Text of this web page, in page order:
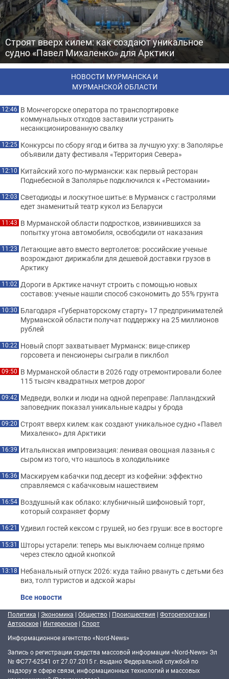
Строят вверх килем: как создают уникальное
судно «Павел Михаленко» для Арктики
НОВОСТИ МУРМАНСКА И
МУРМАНСКОЙ ОБЛАСТИ
12:46 В Мончегорске оператора по транспортировке
коммунальных отходов заставили устранить
несанкционированную свалку
12:25 Конкурсы по сбору ягод и битва за лучшую уху: в Заполярье
объявили дату фестиваля «Территория Севера»
12:10 Китайский хого по-мурмански: как первый ресторан
Поднебесной в Заполярье подключился к «Рестомании»
12:03 Светодиоды и лоскутное шитье: в Мурманск с гастролями
едет знаменитый театр кукол из Беларуси
11:43 В Мурманской области подростков, извинившихся за
попытку угона автомобиля, освободили от наказания
11:23 Летающие авто вместо вертолетов: российские ученые
возрождают дирижабли для дешевой доставки грузов в
Арктику
11:02 Дороги в Арктике начнут строить с помощью новых
составов: ученые нашли способ сэкономить до 55% грунта
10:30 Благодаря «Губернаторскому старту» 17 предпринимателей
Мурманской области получат поддержку на 25 миллионов
рублей
10:22 Новый спорт захватывает Мурманск: вице-спикер
горсовета и пенсионеры сыграли в пиклбол
09:50 В Мурманской области в 2026 году отремонтировали более
115 тысяч квадратных метров дорог
09:42 Медведи, волки и люди на одной переправе: Лапландский
заповедник показал уникальные кадры у брода
09:20 Строят вверх килем: как создают уникальное судно «Павел
Михаленко» для Арктики
16:39 Итальянская импровизация: ленивая овощная лазанья с
сыром из того, что нашлось в холодильнике
16:36 Маскируем кабачки под десерт из кофейни: эффектно
справляемся с кабачковым нашествием
16:54 Воздушный как облако: клубничный шифоновый торт,
который сохраняет форму
16:21 Удивил гостей кексом с грушей, но без груши: все в восторге
15:31 Шторы устарели: теперь мы выключаем солнце прямо
через стекло одной кнопкой
13:18 Небанальный отпуск 2026: куда тайно рвануть с детьми без
виз, толп туристов и адской жары
Все новости
Политика | Экономика | Общество | Происшествия | Фоторепортажи |
Авторское | Интересное | Спорт
Информационное агентство «Nord-News»
Запись о регистрации средства массовой информации «Nord-News» Эл
№ ФС77-62541 от 27.07.2015 г. выдано Федеральной службой по
надзору в сфере связи, информационных технологий и массовых